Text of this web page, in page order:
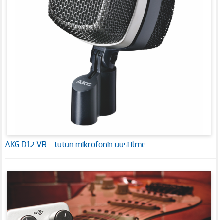
AKG D12 VR – tutun mikrofonin uusi ilme